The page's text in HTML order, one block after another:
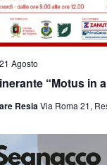
“Motus in
21 Agosto
ResiaVia Roma 21,